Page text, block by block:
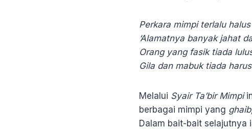
Perkara mimpi terlalu halus
‘Alamatnya banyak jahat
Orang yang fasik tiada
Gila dan mabuk tiada harus
Melalui Syair Ta’bir Mimpi
berbagai mimpi yang
Dalam bait-bait selajutnya